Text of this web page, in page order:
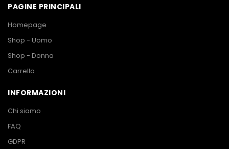
PAGINE PRINCIPALI
Homepage
Shop - Uomo
Shop - Donna
Carrello
INFORMAZIONI
Chi siamo
FAQ
GDPR